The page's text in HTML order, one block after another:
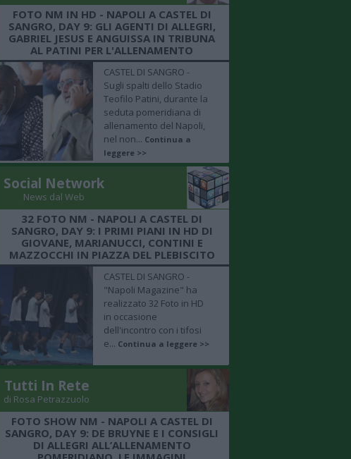
FOTO NM IN HD - NAPOLI A CASTEL DI
SANGRO, DAY 9: GLI AGENTI DI ALLEGRI,
GABRIEL JESUS E ANGUISSA IN TRIBUNA
AL PATINI PER L'ALLENAMENTO
CASTEL DI SANGRO -
Sugli spalti dello Stadio
Teofilo Patini, durante la
seduta pomeridiana di
allenamento del Napoli,
nel non... Continua a
leggere >>
Social Network
News dal Web
32 FOTO NM - NAPOLI A CASTEL DI
SANGRO, DAY 9: I PRIMI PIANI IN HD DI
GIOVANE, MARIANUCCI, CONTINI E
MAZZOCCHI IN PIAZZA DEL PLEBISCITO
CASTEL DI SANGRO -
"Napoli Magazine" ha
realizzato 32 Foto in HD
in occasione
dell'incontro con i tifosi
e... Continua a leggere >>
Tutti In Rete
di Rosa Petrazzuolo
FOTO SHOW NM - NAPOLI A CASTEL DI
SANGRO, DAY 9: DE BRUYNE E I CONSIGLI
DI ALLEGRI ALL’ALLENAMENTO